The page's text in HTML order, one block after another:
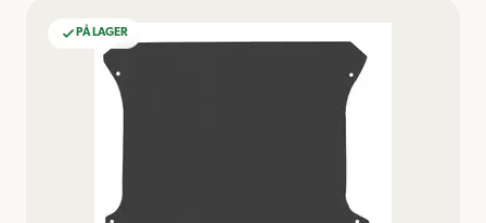
PÅ LAGER